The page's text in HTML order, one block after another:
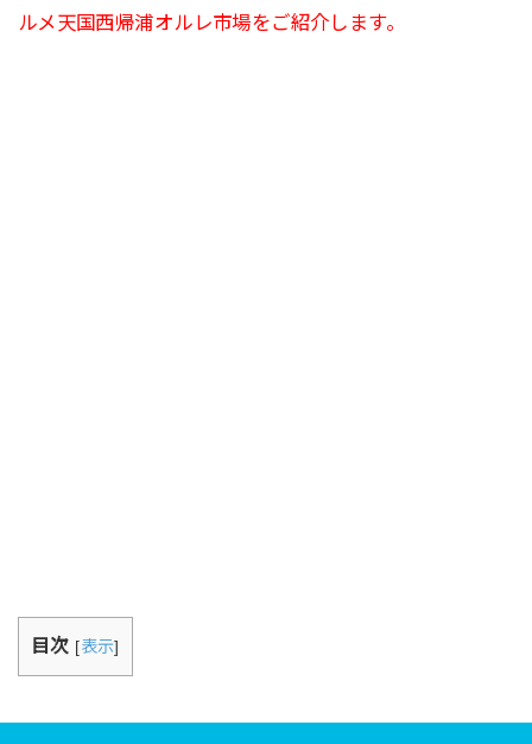
ルメ天国西帰浦オルレ市場をご紹介します。
目次 [表示]